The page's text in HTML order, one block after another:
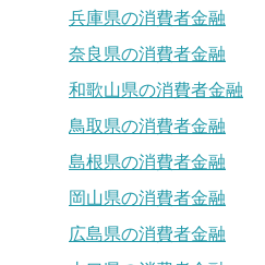
兵庫県の消費者金融
奈良県の消費者金融
和歌山県の消費者金融
鳥取県の消費者金融
島根県の消費者金融
岡山県の消費者金融
広島県の消費者金融